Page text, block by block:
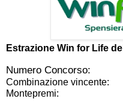
Estrazione Win for Life del
Numero Concorso:
Combinazione vincente:
Montepremi: